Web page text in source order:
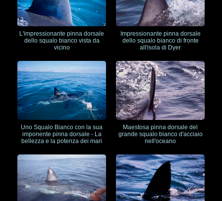
L'impressionante pinna dorsale
dello squalo bianco vista da
vicino
Impressionante pinna dorsale
dello squalo bianco di fronte
all'isola di Dyer
Uno Squalo Bianco con la sua
imponente pinna dorsale - La
bellezza e la potenza dei mari
Maestosa pinna dorsale del
grande squalo bianco d'acciaio
nell'oceano